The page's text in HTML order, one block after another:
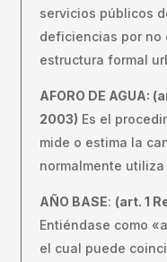
servicios públicos
deficiencias por no
estructura formal
AFORO DE AGUA:
2003) Es el
mide o estima la
normalmente
AÑO BASE: (art. 1
Entiéndase como
el cual puede